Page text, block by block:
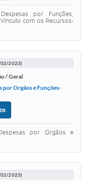
por Funções,
com os Recursos-
02/2023)
/ Geral
por Orgãos e Funções-
por Orgãos e
02/2023)